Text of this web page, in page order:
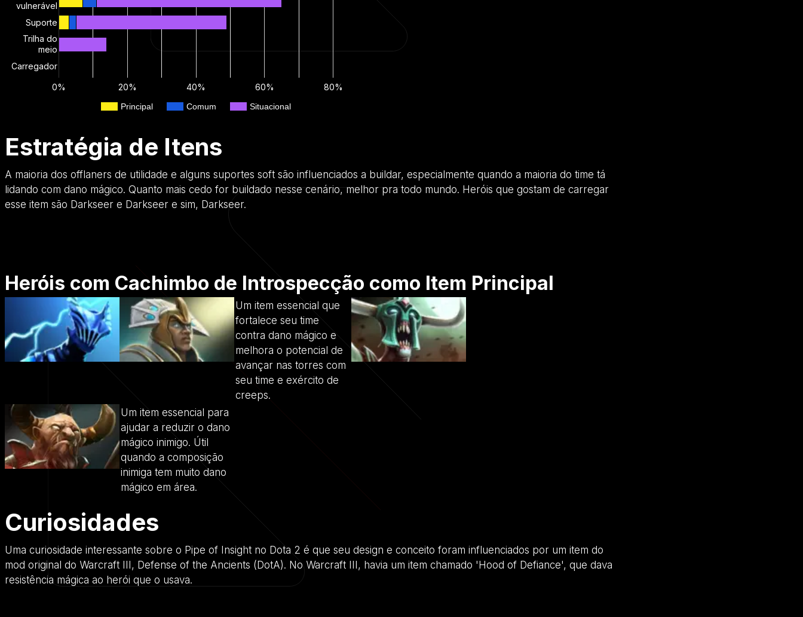
Principal Comum Situacional
0% 20% 40% 60% 80%
vulnerável
Suporte
Trilha do
meio
Carregador
Estratégia de Itens
A maioria dos offlaners de utilidade e alguns suportes soft são influenciados a buildar, especialmente quando a maioria do time tá
lidando com dano mágico. Quanto mais cedo for buildado nesse cenário, melhor pra todo mundo. Heróis que gostam de carregar
esse item são Darkseer e Darkseer e sim, Darkseer.
Heróis com Cachimbo de Introspecção como Item Principal
Um item essencial que
fortalece seu time
contra dano mágico e
melhora o potencial de
avançar nas torres com
seu time e exército de
creeps.
Um item essencial para
ajudar a reduzir o dano
mágico inimigo. Útil
quando a composição
inimiga tem muito dano
mágico em área.
Curiosidades
Uma curiosidade interessante sobre o Pipe of Insight no Dota 2 é que seu design e conceito foram influenciados por um item do
mod original do Warcraft III, Defense of the Ancients (DotA). No Warcraft III, havia um item chamado 'Hood of Defiance', que dava
resistência mágica ao herói que o usava.